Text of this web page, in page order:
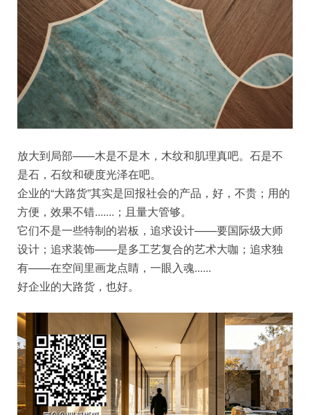
放大到局部——木是不是木，木纹和肌理真吧。石是不
是石，石纹和硬度光泽在吧。
企业的“大路货”其实是回报社会的产品，好，不贵；用的
方便，效果不错.......；且量大管够。
它们不是一些特制的岩板，追求设计——要国际级大师
设计；追求装饰——是多工艺复合的艺术大咖；追求独
有——在空间里画龙点睛，一眼入魂......
好企业的大路货，也好。